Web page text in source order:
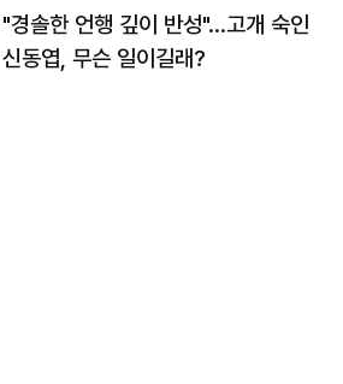
"경솔한 언행 깊이 반성"…고개 숙인
신동엽, 무슨 일이길래?